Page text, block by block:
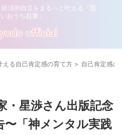
済的自立をまるっと叶える「賢
おうち起業」
える自己肯定感の育て方 > 自己肯定感の
・星渉さん出版記念
〜「神メンタル実践